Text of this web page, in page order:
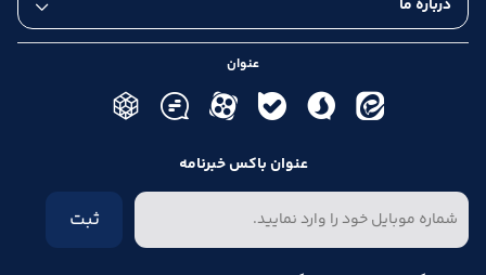
درباره ما
عنوان
عنوان باکس خبرنامه
ثبت